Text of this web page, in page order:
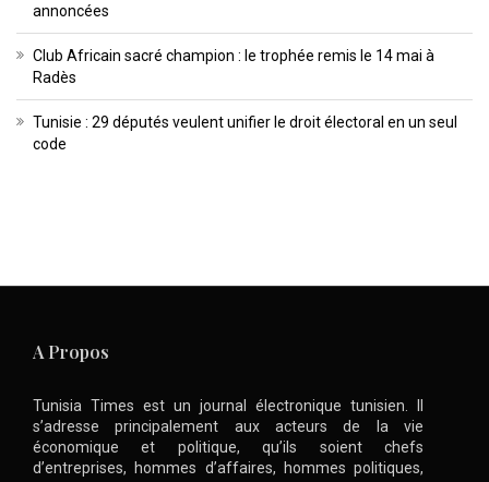
annoncées
Club Africain sacré champion : le trophée remis le 14 mai à
Radès
Tunisie : 29 députés veulent unifier le droit électoral en un seul
code
A Propos
Tunisia Times est un journal électronique tunisien. Il
s’adresse principalement aux acteurs de la vie
économique et politique, qu’ils soient chefs
d’entreprises, hommes d’affaires, hommes politiques,